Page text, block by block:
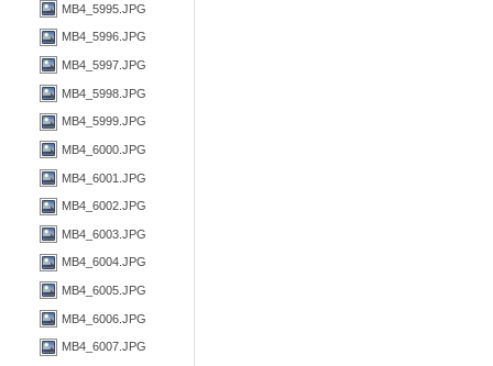
MB4_5995.JPG
MB4_5996.JPG
MB4_5997.JPG
MB4_5998.JPG
MB4_5999.JPG
MB4_6000.JPG
MB4_6001.JPG
MB4_6002.JPG
MB4_6003.JPG
MB4_6004.JPG
MB4_6005.JPG
MB4_6006.JPG
MB4_6007.JPG